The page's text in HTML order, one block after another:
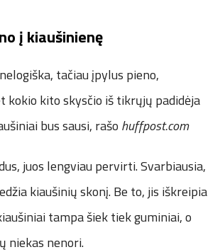
į kiaušinienę
tačiau įpylus pieno,
kokio kito skysčio iš tikrųjų padidėja
bus sausi, rašo huffpost.com
juos lengviau pervirti. Svarbiausia,
kiaušinių skonį. Be to, jis iškreipia
tampa šiek tiek guminiai, o
niekas nenori.